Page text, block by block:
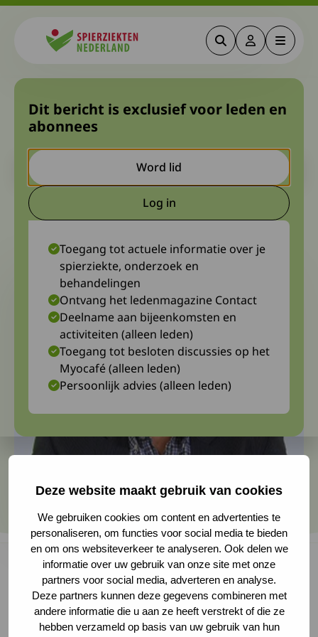
Deze website maakt gebruik van cookies
We gebruiken cookies om content en advertenties te
personaliseren, om functies voor social media te bieden
en om ons websiteverkeer te analyseren. Ook delen we
informatie over uw gebruik van onze site met onze
partners voor social media, adverteren en analyse.
Deze partners kunnen deze gegevens combineren met
andere informatie die u aan ze heeft verstrekt of die ze
hebben verzameld op basis van uw gebruik van hun
ZoekenDeze link
Menu
Afscheid enkel- en
voetchirurg dr. Louwerens
Let op. Dit is een ouder bericht. Het kan zijn dat de inhoud niet
meer actueel is.
18 september 2022
Marloes Kleijn, diagnosewerkgroep Erfelijke polyneuropathieën
Na heel veel jaren van actieve dienst is
orthopedisch chirurg en oud-medisch adviseur
Dit bericht is exclusief voor leden en
abonnees
Word lid
Log inDeze link gaat naar een
Toegang tot actuele informatie over je
spierziekte, onderzoek en
behandelingen
Ontvang het ledenmagazine Contact
Deelname aan bijeenkomsten en
activiteiten (alleen leden)
Toegang tot besloten discussies op het
Myocafé (alleen leden)
Persoonlijk advies (alleen leden)